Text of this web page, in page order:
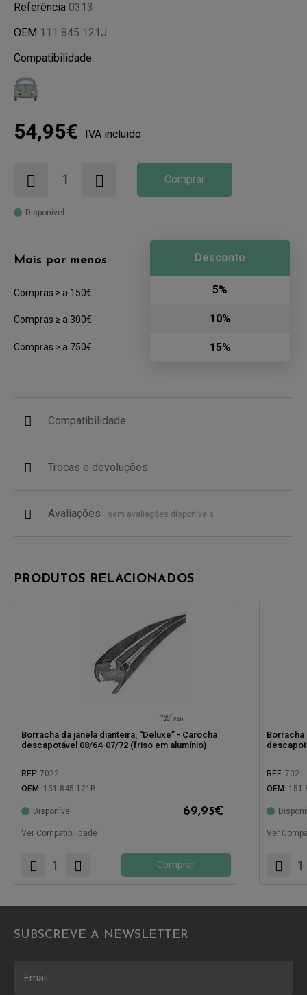
Referência 0313
OEM 111 845 121J
Compatibilidade:
54,95€ IVA incluido
Comprar
Disponível
Mais por menos
Compras ≥ a 150€
Compras ≥ a 300€
Compras ≥ a 750€
Desconto
5%
10%
15%
Compatibilidade
Trocas e devoluções
Avaliações sem avaliações disponíveis
PRODUTOS RELACIONADOS
Borracha da janela dianteira, “Deluxe” - Carocha
descapotável 08/64-07/72 (friso em alumínio)
REF: 7022
OEM: 151 845 121B
Disponível 69,95€
Ver Compatibilidade
Comprar
Borracha
REF: 7021
OEM: 151
Ver
SUBSCREVE A NEWSLETTER